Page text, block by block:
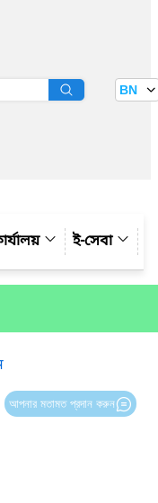
BN
ই-সেবা
আপনার মতামত প্রদান করুন